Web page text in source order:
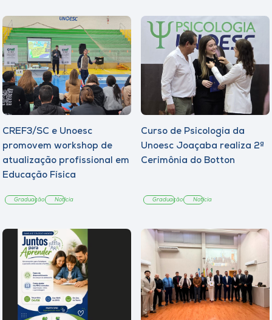
CREF3/SC e Unoesc
promovem workshop de
atualização profissional em
Educação Física
Graduação Notícia
Curso de Psicologia da
Unoesc Joaçaba realiza 2ª
Cerimônia do Botton
Graduação Notícia